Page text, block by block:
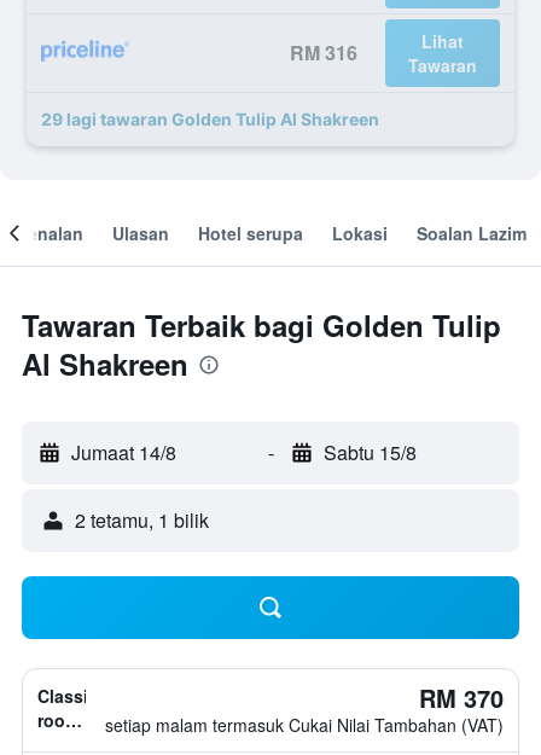
RM 316
Lihat
Tawaran
29 lagi tawaran Golden Tulip Al Shakreen
Ulasan Hotel serupa Lokasi Soalan Lazim
Tawaran Terbaik bagi Golden Tulip
Al Shakreen
Jumaat 14/8 - Sabtu 15/8
2 tetamu, 1 bilik
Classic
room,
RM 370
setiap malam termasuk Cukai Nilai Tambahan (VAT)